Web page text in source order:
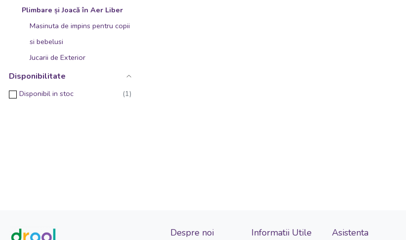
Fisher Price
HOT WHEELS
Clementoni
Plimbare și Joacă în Aer Liber
Masinuta de impins pentru copii
si bebelusi
Jucarii de Exterior
Disponibilitate
Disponibil in stoc
Despre noi Informatii Utile Asistenta